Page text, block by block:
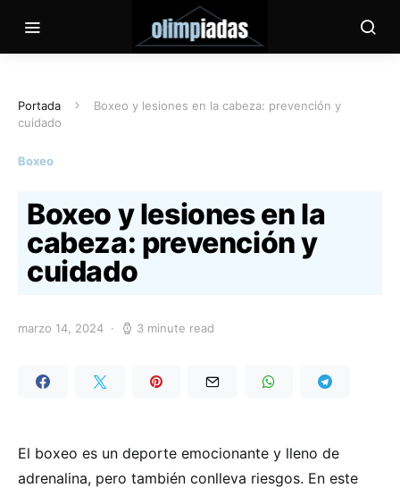
Portada
Boxeo y lesiones en la cabeza: prevención y
cuidado
Boxeo
Boxeo y lesiones en la
cabeza: prevención y
cuidado
marzo 14, 2024 3 minute read
El boxeo es un deporte emocionante y lleno de
adrenalina, pero también conlleva riesgos. En este